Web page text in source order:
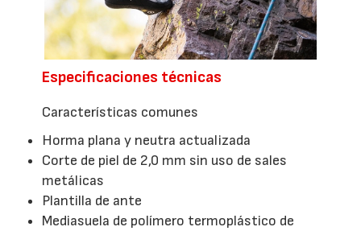
Especificaciones técnicas
Características comunes
Horma plana y neutra actualizada
Corte de piel de 2,0 mm sin uso de sales
metálicas
Plantilla de ante
Mediasuela de polímero termoplástico de